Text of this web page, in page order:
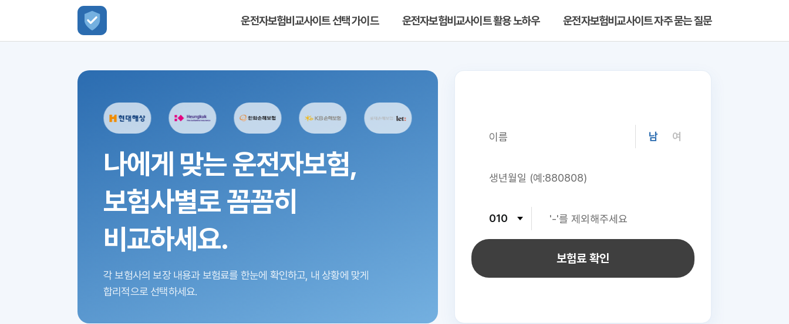
운전자보험비교사이트 선택 가이드 운전자보험비교사이트 활용 노하우 운전자보험비교사이트 자주 묻는 질문
나에게 맞는 운전자보험,
보험사별로 꼼꼼히
비교하세요.
각 보험사의 보장 내용과 보험료를 한눈에 확인하고, 내 상황에 맞게
합리적으로 선택하세요.
남 여
보험료 확인